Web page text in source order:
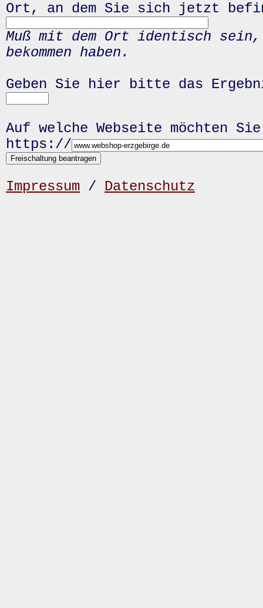
Ort, an dem Sie sich jetzt
Muß mit dem Ort identisch
bekommen haben.
Geben Sie hier bitte das
Auf welche Webseite möchten
https://
Impressum / Datenschutz